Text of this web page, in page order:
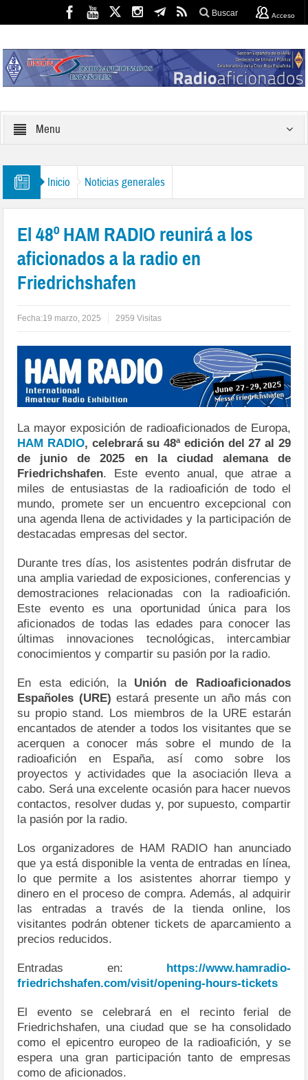
Buscar Acceso
Menu
Inicio Noticias generales
El 48º HAM RADIO reunirá a los
aficionados a la radio en
Friedrichshafen
Fecha:19 marzo, 2025 2959 Visitas
La mayor exposición de radioaficionados de Europa,
HAM RADIO, celebrará su 48ª edición del 27 al 29
de junio de 2025 en la ciudad alemana de
Friedrichshafen. Este evento anual, que atrae a
miles de entusiastas de la radioafición de todo el
mundo, promete ser un encuentro excepcional con
una agenda llena de actividades y la participación de
destacadas empresas del sector.
Durante tres días, los asistentes podrán disfrutar de
una amplia variedad de exposiciones, conferencias y
demostraciones relacionadas con la radioafición.
Este evento es una oportunidad única para los
aficionados de todas las edades para conocer las
últimas innovaciones tecnológicas, intercambiar
conocimientos y compartir su pasión por la radio.
En esta edición, la Unión de Radioaficionados
Españoles (URE) estará presente un año más con
su propio stand. Los miembros de la URE estarán
encantados de atender a todos los visitantes que se
acerquen a conocer más sobre el mundo de la
radioafición en España, así como sobre los
proyectos y actividades que la asociación lleva a
cabo. Será una excelente ocasión para hacer nuevos
contactos, resolver dudas y, por supuesto, compartir
la pasión por la radio.
Los organizadores de HAM RADIO han anunciado
que ya está disponible la venta de entradas en línea,
lo que permite a los asistentes ahorrar tiempo y
dinero en el proceso de compra. Además, al adquirir
las entradas a través de la tienda online, los
visitantes podrán obtener tickets de aparcamiento a
precios reducidos.
Entradas en: https://www.hamradio-
friedrichshafen.com/visit/opening-hours-tickets
El evento se celebrará en el recinto ferial de
Friedrichshafen, una ciudad que se ha consolidado
como el epicentro europeo de la radioafición, y se
espera una gran participación tanto de empresas
como de aficionados.